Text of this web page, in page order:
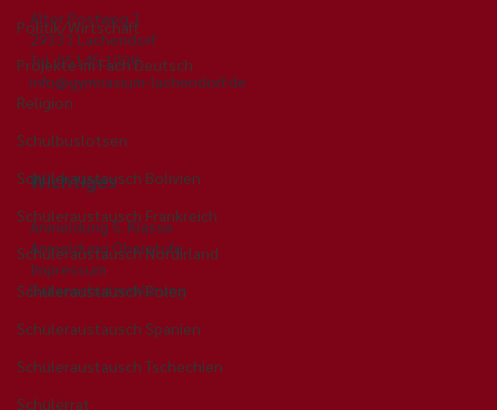
Politik/Wirtschaft
Projekte im Fach Deutsch
Religion
Schulbuslotsen
Schüleraustausch Bolivien
Schüleraustausch Frankreich
Schüleraustausch Nordirland
Schüleraustausch Polen
Schüleraustausch Spanien
Schüleraustausch Tschechien
Schülerrat
Alles für'n Arsch? – Was hinter
unserem Theaterprojekt wirklich
steckte
Alter Postweg 1
29331 Lachendorf
Tel. 05145 1000
info@gymnasium-lachendorf.de
Wichtiges
Anmeldung 5. Klasse
Anmeldung Oberstufe
Impressum
Datenschutzerklärung